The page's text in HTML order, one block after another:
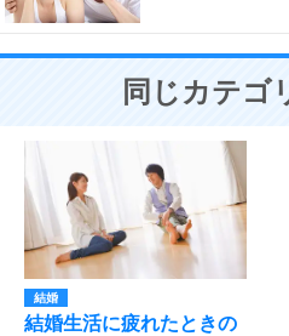
同じカテゴ
結婚
結婚生活に疲れたときの